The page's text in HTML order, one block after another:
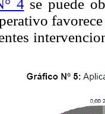
4se puede